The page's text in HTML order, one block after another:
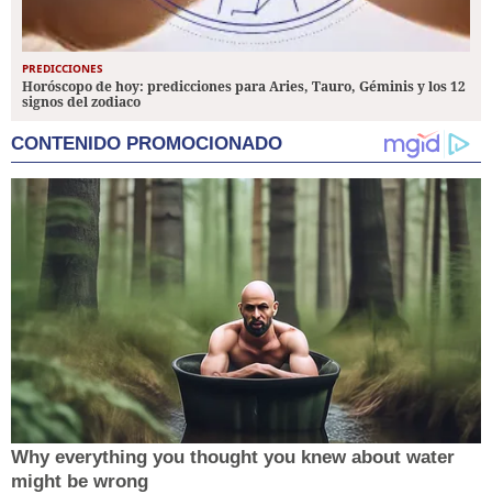
PREDICCIONES
Horóscopo de hoy: predicciones para Aries, Tauro, Géminis y los 12
signos del zodiaco
CONTENIDO PROMOCIONADO
Why everything you thought you knew about water
might be wrong